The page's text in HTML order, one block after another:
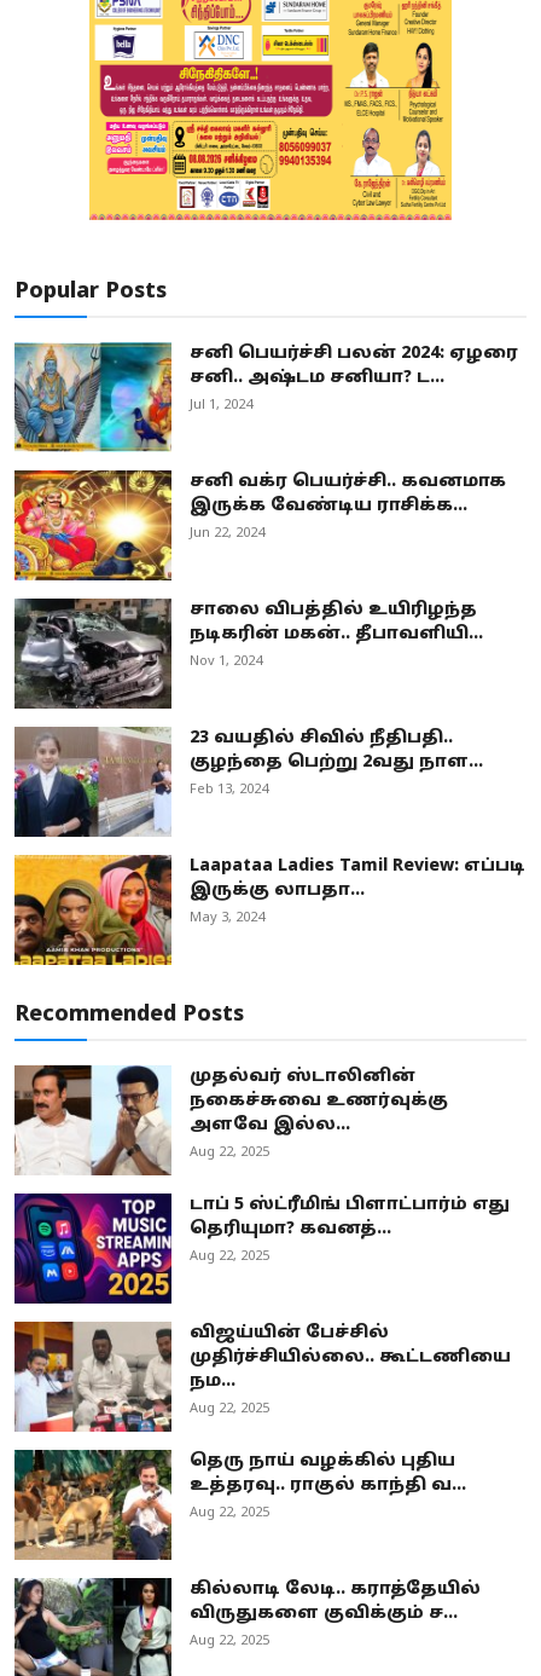
Popular Posts
சனி பெயர்ச்சி பலன் 2024: ஏழரை
சனி.. அஷ்டம சனியா? ட...
Jul 1, 2024
சனி வக்ர பெயர்ச்சி.. கவனமாக
இருக்க வேண்டிய ராசிக்க...
Jun 22, 2024
சாலை விபத்தில் உயிரிழந்த
நடிகரின் மகன்.. தீபாவளியி...
Nov 1, 2024
23 வயதில் சிவில் நீதிபதி..
குழந்தை பெற்று 2வது நாள...
Feb 13, 2024
Laapataa Ladies Tamil Review: எப்படி
இருக்கு லாபதா...
May 3, 2024
Recommended Posts
முதல்வர் ஸ்டாலினின்
நகைச்சுவை உணர்வுக்கு
அளவே இல்ல...
Aug 22, 2025
டாப் 5 ஸ்ட்ரீமிங் பிளாட்பார்ம் எது
தெரியுமா? கவனத்...
Aug 22, 2025
விஜய்யின் பேச்சில்
முதிர்ச்சியில்லை.. கூட்டணியை
நம...
Aug 22, 2025
தெரு நாய் வழக்கில் புதிய
உத்தரவு.. ராகுல் காந்தி வ...
Aug 22, 2025
கில்லாடி லேடி.. கராத்தேயில்
விருதுகளை குவிக்கும் ச...
Aug 22, 2025